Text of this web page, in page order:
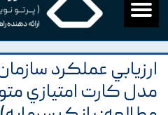
ارزيابي عملکرد
مدل کارت امتيازي